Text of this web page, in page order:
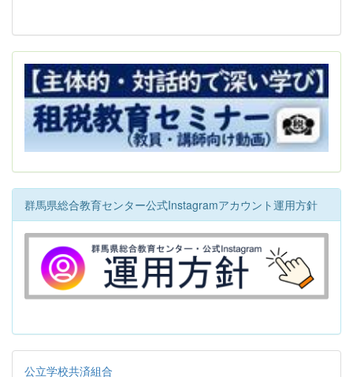
群馬県総合教育センター公式Instagramアカウント運用方針
公立学校共済組合